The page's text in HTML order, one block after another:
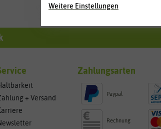
+ Versand
Zahlungsarten
Paypal
Rechnung
Weitere Einstellungen